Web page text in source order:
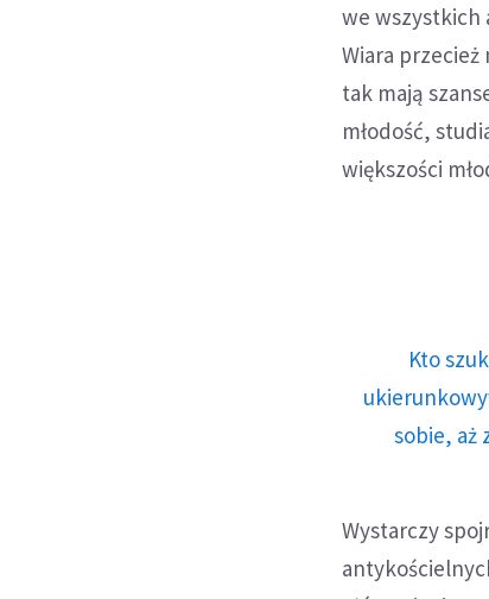
we wszystkich
Wiara
tak mają
młodość,
większości
Kto
sobie, aż
Wystarczy